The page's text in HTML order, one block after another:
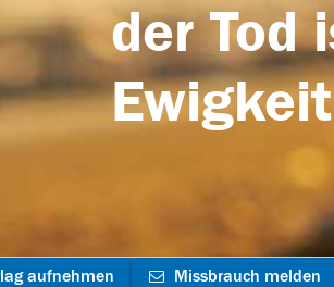
der Tod
aufnehmen Missbrauch melden